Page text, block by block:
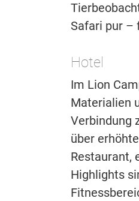
Safari pur –
Hotel
Im Lion
Materialien
Verbindung
über
Restaurant,
Highlights